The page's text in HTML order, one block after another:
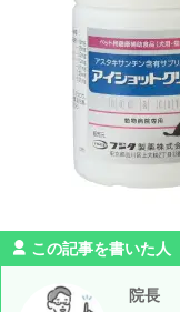
この記事を書いた人
院長